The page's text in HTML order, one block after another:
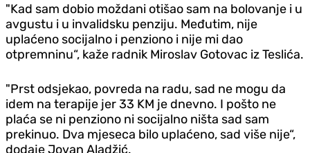
"Kad sam dobio moždani otišao sam na bolovanje i u
avgustu i u invalidsku penziju. Međutim, nije
uplaćeno socijalno i penziono i nije mi dao
otpremninu“, kaže radnik Miroslav Gotovac iz Teslića.
"Prst odsjekao, povreda na radu, sad ne mogu da
idem na terapije jer 33 KM je dnevno. I pošto ne
plaća se ni penziono ni socijalno ništa sad sam
prekinuo. Dva mjeseca bilo uplaćeno, sad više nije“,
dodaje Jovan Aladžić.